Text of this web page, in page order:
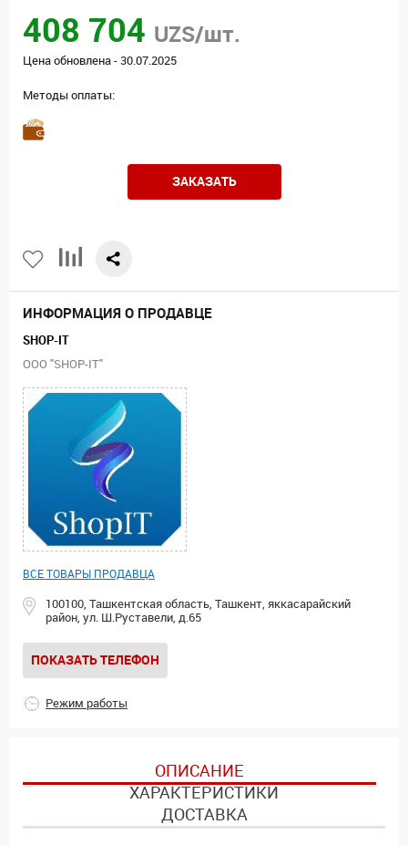
408 704 UZS/шт.
Цена обновлена - 30.07.2025
Методы оплаты:
ЗАКАЗАТЬ
ИНФОРМАЦИЯ О ПРОДАВЦЕ
SHOP-IT
ООО "SHOP-IT"
ВСЕ ТОВАРЫ ПРОДАВЦА
100100, Ташкентская область, Ташкент, яккасарайский
район, ул. Ш.Руставели, д.65
ПОКАЗАТЬ ТЕЛЕФОН
Режим работы
ОПИСАНИЕ
ХАРАКТЕРИСТИКИ
ДОСТАВКА